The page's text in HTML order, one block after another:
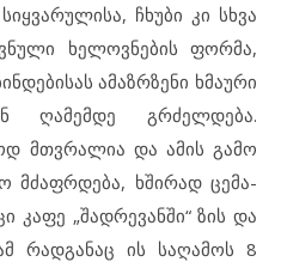
ჩხუბი კი სხვა
ხელოვნების ფორმა,
ამაზრზენი ხმაური
ღამემდე გრძელდება.
მთვრალია და ამის გამო
მძაფრდება, ხშირად ცემა-
კაფე „შადრევანში“ ზის და
რადგანაც ის საღამოს 8